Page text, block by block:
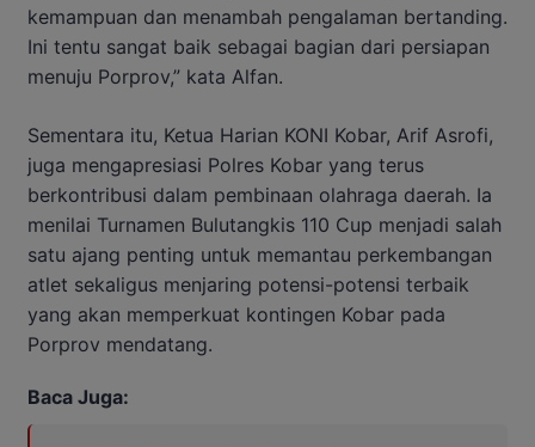
kemampuan dan menambah pengalaman bertanding.
Ini tentu sangat baik sebagai bagian dari persiapan
menuju Porprov,” kata Alfan.
Sementara itu, Ketua Harian KONI Kobar, Arif Asrofi,
juga mengapresiasi Polres Kobar yang terus
berkontribusi dalam pembinaan olahraga daerah. Ia
menilai Turnamen Bulutangkis 110 Cup menjadi salah
satu ajang penting untuk memantau perkembangan
atlet sekaligus menjaring potensi-potensi terbaik
yang akan memperkuat kontingen Kobar pada
Porprov mendatang.
Baca Juga: